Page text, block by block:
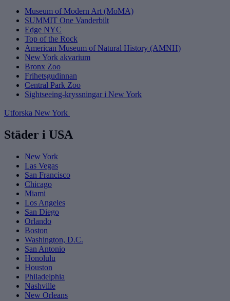
Museum of Modern Art (MoMA)
SUMMIT One Vanderbilt
Edge NYC
Top of the Rock
American Museum of Natural History (AMNH)
New York akvarium
Bronx Zoo
Frihetsgudinnan
Central Park Zoo
Sightseeing-kryssningar i New York
Utforska New York
Städer i USA
New York
Las Vegas
San Francisco
Chicago
Miami
Los Angeles
San Diego
Orlando
Boston
Washington, D.C.
San Antonio
Honolulu
Houston
Philadelphia
Nashville
New Orleans